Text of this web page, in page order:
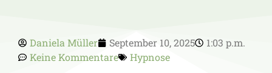
Daniela Müller September 10, 2025
1:03 p.m.
Keine Kommentare
Hypnose